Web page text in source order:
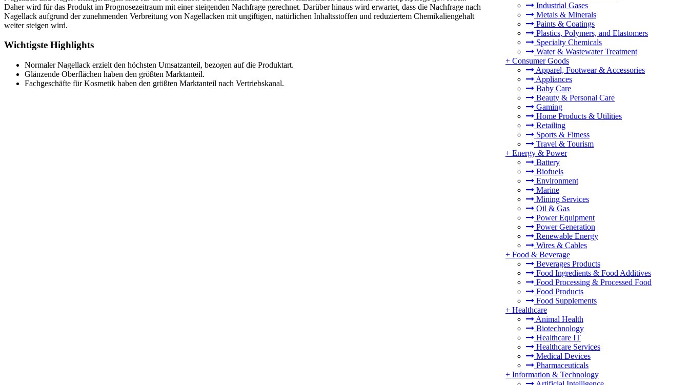
Industrial Gases
Metals & Minerals
Paints & Coatings
Plastics, Polymers, and Elastomers
Specialty Chemicals
Water & Wastewater Treatment
+ Consumer Goods
Apparel, Footwear & Accessories
Appliances
Baby Care
Beauty & Personal Care
Gaming
Home Products & Utilities
Retailing
Sports & Fitness
Travel & Tourism
+ Energy & Power
Battery
Biofuels
Environment
Marine
Mining Services
Oil & Gas
Power Equipment
Power Generation
Renewable Energy
Wires & Cables
+ Food & Beverage
Beverages Products
Food Ingredients & Food Additives
Food Processing & Processed Food
Food Products
Food Supplements
+ Healthcare
Animal Health
Biotechnology
Healthcare IT
Healthcare Services
Medical Devices
Pharmaceuticals
+ Information & Technology
Daher wird für das Produkt im Prognosezeitraum mit einer steigenden Nachfrage gerechnet. Darüber hinaus wird erwartet, dass die Nachfrage nach
Nagellack aufgrund der zunehmenden Verbreitung von Nagellacken mit ungiftigen, natürlichen Inhaltsstoffen und reduziertem Chemikaliengehalt
weiter steigen wird.
Wichtigste Highlights
Normaler Nagellack erzielt den höchsten Umsatzanteil, bezogen auf die Produktart.
Glänzende Oberflächen haben den größten Marktanteil.
Fachgeschäfte für Kosmetik haben den größten Marktanteil nach Vertriebskanal.